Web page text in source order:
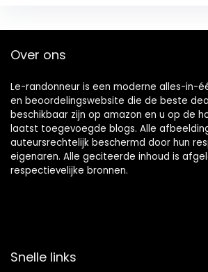
Over ons
Le-randonneur is een moderne alles-in-
en beoordelingswebsite die de beste
beschikbaar zijn op amazon en u op de
laatst toegevoegde blogs. Alle
auteursrechtelijk beschermd door hun
eigenaren. Alle geciteerde inhoud is
respectievelijke bronnen.
Snelle links